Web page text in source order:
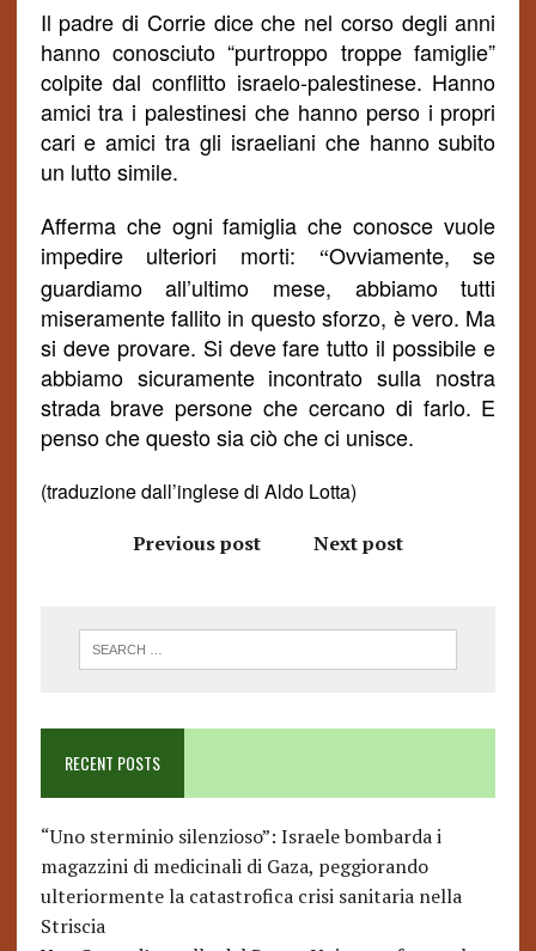
Il padre di Corrie dice che nel corso degli anni
hanno conosciuto “purtroppo troppe famiglie”
colpite dal conflitto israelo-palestinese. Hanno
amici tra i palestinesi che hanno perso i propri
cari e amici tra gli israeliani che hanno subito
un lutto simile.
Afferma che ogni famiglia che conosce vuole
impedire ulteriori morti:
“Ovviamente, se
guardiamo all’ultimo mese, abbiamo tutti
miseramente fallito in questo sforzo, è vero. Ma
si deve provare. Si deve fare tutto il possibile e
abbiamo sicuramente incontrato sulla nostra
strada brave persone che cercano di farlo. E
penso che questo sia ciò che ci unisce.
(traduzione dall’inglese di Aldo Lotta)
Previous post Next post
RECENT POSTS
“Uno sterminio silenzioso”: Israele bombarda i
magazzini di medicinali di Gaza, peggiorando
ulteriormente la catastrofica crisi sanitaria nella
Striscia